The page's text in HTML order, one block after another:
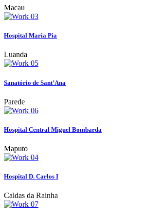
Macau
Hospital Maria Pia
Luanda
Sanatório de Sant’Ana
Parede
Hospital Central Miguel Bombarda
Maputo
Hospital D. Carlos I
Caldas da Rainha